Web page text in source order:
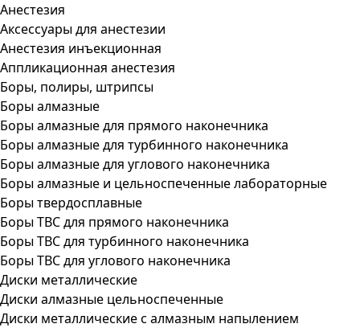
Анестезия
Аксессуары для анестезии
Анестезия инъекционная
Аппликационная анестезия
Боры, полиры, штрипсы
Боры алмазные
Боры алмазные для прямого наконечника
Боры алмазные для турбинного наконечника
Боры алмазные для углового наконечника
Боры алмазные и цельноспеченные лабораторные
Боры твердосплавные
Боры ТВС для прямого наконечника
Боры ТВС для турбинного наконечника
Боры ТВС для углового наконечника
Диски металлические
Диски алмазные цельноспеченные
Диски металлические с алмазным напылением